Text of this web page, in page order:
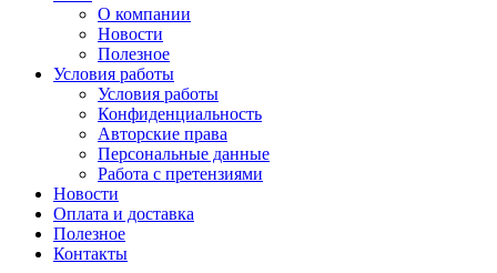
О компании
Новости
Полезное
Условия работы
Условия работы
Конфиденциальность
Авторские права
Персональные данные
Работа с претензиями
Новости
Оплата и доставка
Полезное
Контакты